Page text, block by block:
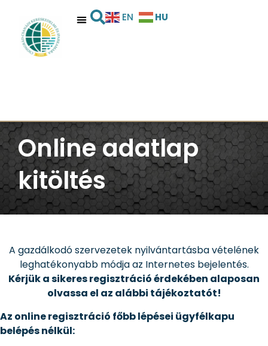
EN HU
Online adatlap
kitöltés
A gazdálkodó szervezetek nyilvántartásba vételének
leghatékonyabb módja az Internetes bejelentés.
Kérjük a sikeres regisztráció érdekében alaposan
olvassa el az alábbi tájékoztatót!
Az online regisztráció főbb lépései ügyfélkapu
belépés nélkül: